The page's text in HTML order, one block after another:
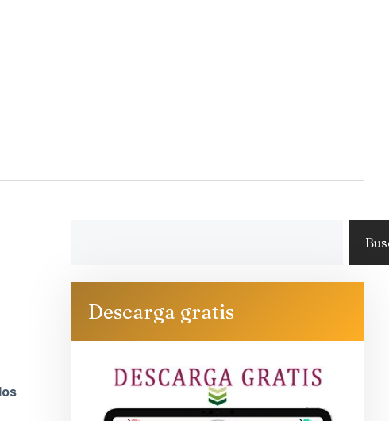
Descarga gratis